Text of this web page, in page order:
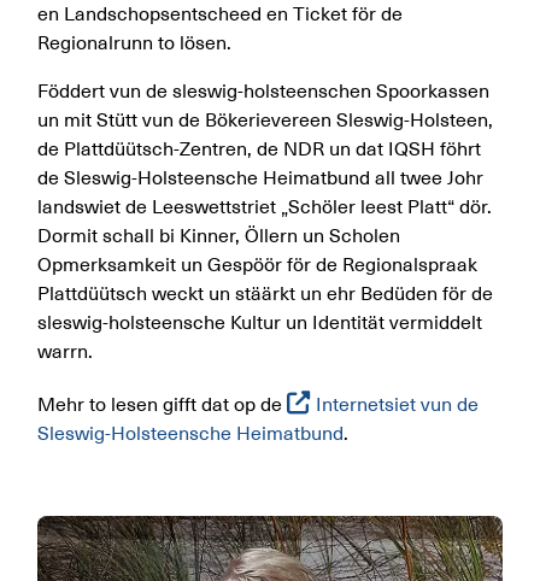
en Landschopsentscheed en Ticket för de
Regionalrunn to lösen.
Föddert vun de sleswig-holsteenschen Spoorkassen
un mit Stütt vun de Bökerievereen Sleswig-Holsteen,
de Plattdüütsch-Zentren, de NDR un dat IQSH föhrt
de Sleswig-Holsteensche Heimatbund all twee Johr
landswiet de Leeswettstriet „Schöler leest Platt“ dör.
Dormit schall bi Kinner, Öllern un Scholen
Opmerksamkeit un Gespöör för de Regionalspraak
Plattdüütsch weckt un stäärkt un ehr Bedüden för de
sleswig-holsteensche Kultur un Identität vermiddelt
warrn.
Mehr to lesen gifft dat op de
Internetsiet vun de
Sleswig-Holsteensche Heimatbund.